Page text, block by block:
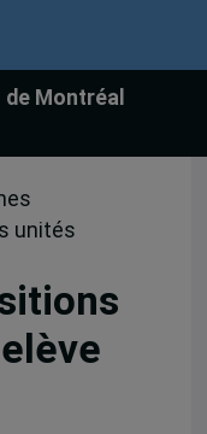
Montréal
unités